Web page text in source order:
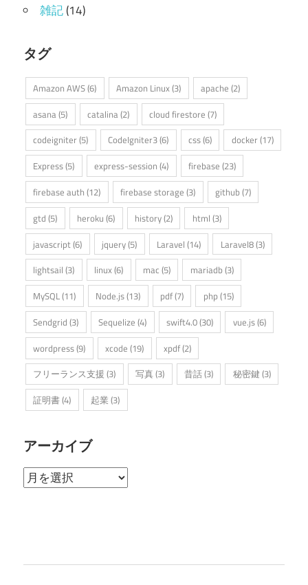
雑記(14)
タグ
Amazon AWS(6) Amazon Linux(3) apache (2)
asana (5) catalina (2) cloud firestore (7)
codeigniter (5) CodeIgniter3(6) css(6) docker (17)
Express(5) express-session (4) firebase (23)
firebase auth (12) firebase storage (3) github (7)
gtd (5) heroku (6) history(2) html (3)
javascript(6) jquery(5) Laravel (14) Laravel8(3)
lightsail (3) linux(6) mac (5) mariadb (3)
MySQL(11) Node.js(13) pdf(7) php(15)
Sendgrid (3) Sequelize (4) swift4.0(30) vue.js(6)
wordpress(9) xcode (19) xpdf(2)
フリーランス支援 (3) 写真(3) 昔話(3) 秘密鍵 (3)
証明書(4) 起業 (3)
アーカイブ
ア